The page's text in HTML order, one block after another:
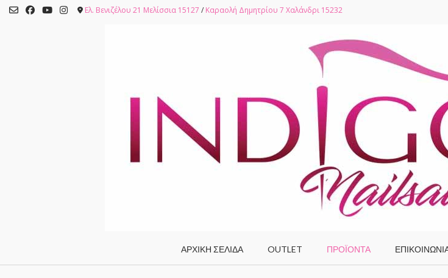
Skip
Ελ. Βενιζέλου 21 Μελίσσια 15127 / Καραολή Δημητρίου 7 Χαλάνδρι 15232
ΑΡΧΙΚΗ ΣΕΛΙΔΑ OUTLET ΠΡΟΪΌΝΤΑ